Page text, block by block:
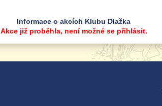
Informace o akcích Klubu Dlažka
Akce již proběhla, není možné se přihlásit.